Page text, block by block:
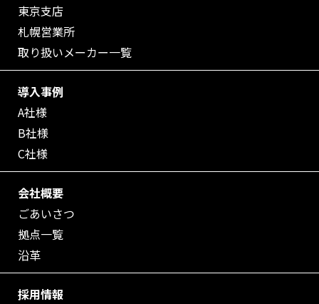
東京支店
札幌営業所
取り扱いメーカー一覧
導入事例
A社様
B社様
C社様
会社概要
ごあいさつ
拠点一覧
沿革
採用情報